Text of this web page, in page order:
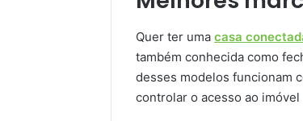
Quer ter uma casa
também conhecida como
desses modelos funcionam
controlar o acesso ao imóvel